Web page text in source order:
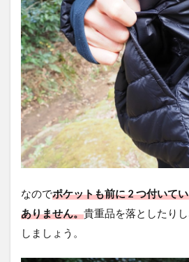
なのでポケットも前に 2 つ付いて
ありません。貴重品を落としたり
しましょう。